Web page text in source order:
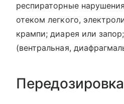
респираторные
отеком легкого,
крампи; диарея или
(вентральная,
Передозировка